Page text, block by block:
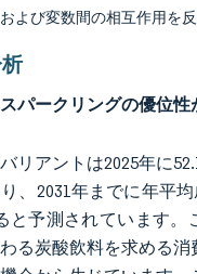
よび変数間の相互作用を反
パークリングの優位
リアントは2025年に
、2031年までに年平均
と予測されています。
る炭酸飲料を求める消